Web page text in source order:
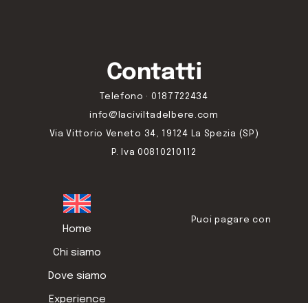
Contatti
Telefono · 0187722434
info@laciviltadelbere.com
Via Vittorio Veneto 34, 19124 La Spezia (SP)
P. Iva 00810210112
Home
Chi siamo
Dove siamo
Experience
Puoi pagare con